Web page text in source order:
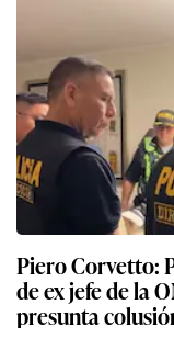
Piero Corvetto:
de ex jefe de la
presunta